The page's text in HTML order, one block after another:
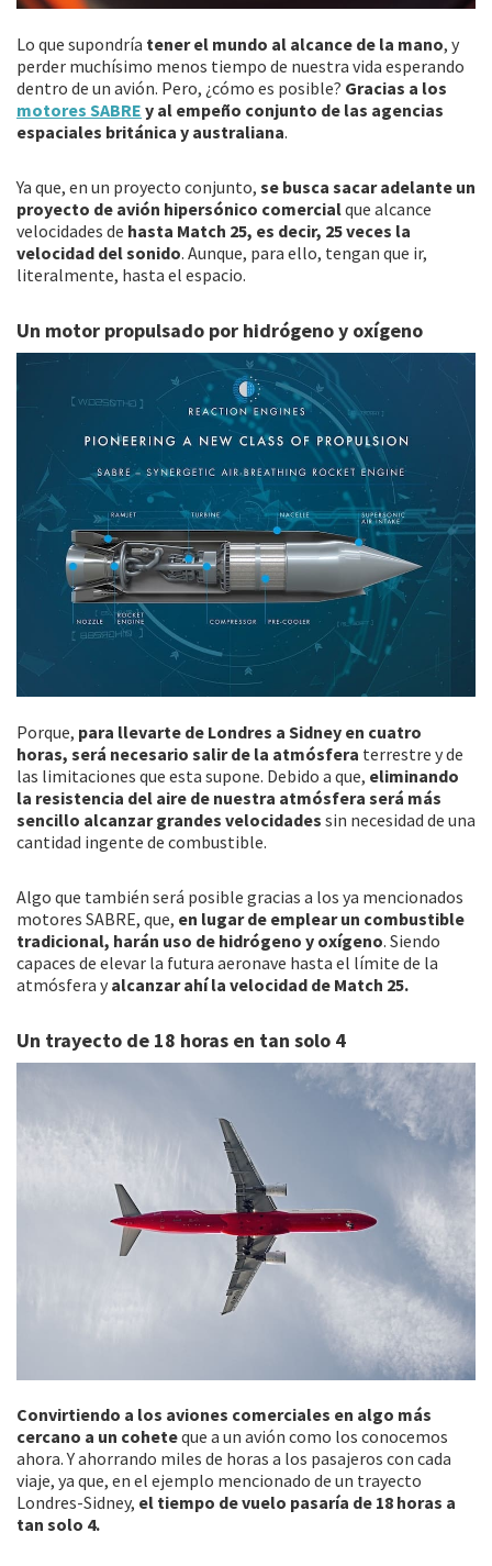
Lo que supondría tener el mundo al alcance de la mano, y
perder muchísimo menos tiempo de nuestra vida esperando
dentro de un avión. Pero, ¿cómo es posible? Gracias a los
motores SABRE y al empeño conjunto de las agencias
espaciales británica y australiana.
Ya que, en un proyecto conjunto, se busca sacar adelante un
proyecto de avión hipersónico comercialque alcance
velocidades de hasta Match 25, es decir, 25 veces la
velocidad del sonido. Aunque, para ello, tengan que ir,
literalmente, hasta el espacio.
Un motor propulsado por hidrógeno y oxígeno
Porque, para llevarte de Londres a Sidney en cuatro
horas, será necesario salir de la atmósfera terrestre y de
las limitaciones que esta supone. Debido a que, eliminando
la resistencia del aire de nuestra atmósfera será más
sencillo alcanzar grandes velocidades sin necesidad de una
cantidad ingente de combustible.
Algo que también será posible gracias a los ya mencionados
motores SABRE, que, en lugar de emplear un combustible
tradicional, harán uso de hidrógeno y oxígeno. Siendo
capaces de elevar la futura aeronave hasta el límite de la
atmósfera y alcanzar ahí la velocidad de Match 25.
Un trayecto de 18 horas en tan solo 4
Convirtiendo a los aviones comerciales en algo más
cercano a un coheteque a un avión como los conocemos
ahora. Y ahorrando miles de horas a los pasajeros con cada
viaje, ya que, en el ejemplo mencionado de un trayecto
Londres-Sidney, el tiempo de vuelo pasaría de 18 horas a
tan solo 4.